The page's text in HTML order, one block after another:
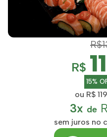
R$
15%
ou R$
3x de
sem juros no